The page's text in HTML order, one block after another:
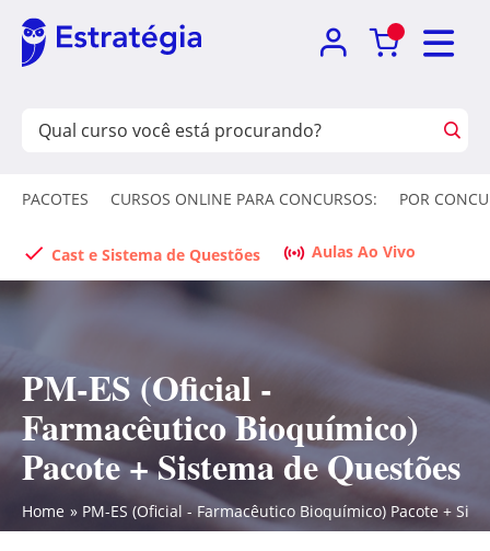
PACOTES CURSOS ONLINE PARA CONCURSOS: POR
Cast e Sistema de Questões Aulas Ao Vivo
PM-ES (Oficial -
Farmacêutico Bioquímico)
Pacote + Sistema de Questões
Home PM-ES (Oficial - Farmacêutico Bioquímico) Pacote +